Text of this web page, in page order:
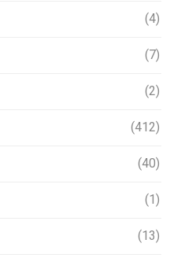
(4)
(7)
(2)
(412)
(40)
(1)
(13)